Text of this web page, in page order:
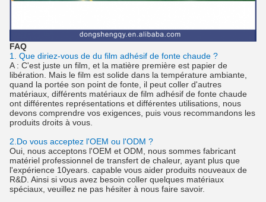
FAQ
1. Que diriez-vous de du film adhésif de fonte chaude ?
A : C'est juste un film, et la matière première est papier de
libération. Mais le film est solide dans la température ambiante,
quand la portée son point de fonte, il peut coller d'autres
matériaux, différents matériaux de film adhésif de fonte chaude
ont différentes représentations et différentes utilisations, nous
devons comprendre vos exigences, puis vous recommandons les
produits droits à vous.
2.Do vous acceptez l'OEM ou l'ODM ?
Oui, nous acceptons l'OEM et ODM, nous sommes fabricant
matériel professionnel de transfert de chaleur, ayant plus que
l'expérience 10years. capable vous aider produits nouveaux de
R&D. Ainsi si vous avez besoin coller quelques matériaux
spéciaux, veuillez ne pas hésiter à nous faire savoir.